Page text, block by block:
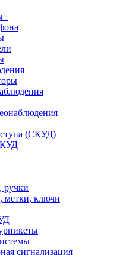
(СКУД)
ручки
метки, ключи
сигнализация